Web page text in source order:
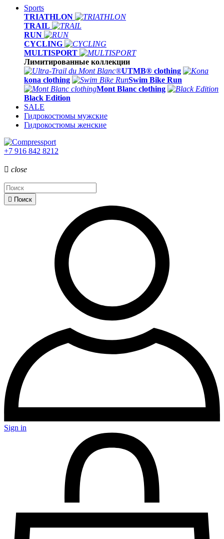
Sports
TRIATHLON
TRAIL
RUN
CYCLING
MULTISPORT
Лимитированные коллекции
UTMB® clothing
kona clothing
Swim Bike Run
Mont Blanc clothing
Black Edition
SALE
Гидрокостюмы мужские
Гидрокостюмы женские
+7 916 842 8212
 close
 Поиск
Sign in